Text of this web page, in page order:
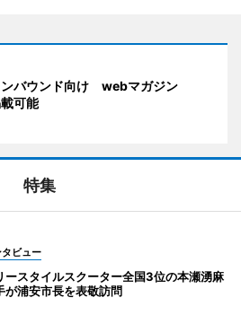
ンバウンド向け webマガジン
可能
特集
ビュー
ースタイルスクーター全国3位の本瀬湧麻
が浦安市長を表敬訪問